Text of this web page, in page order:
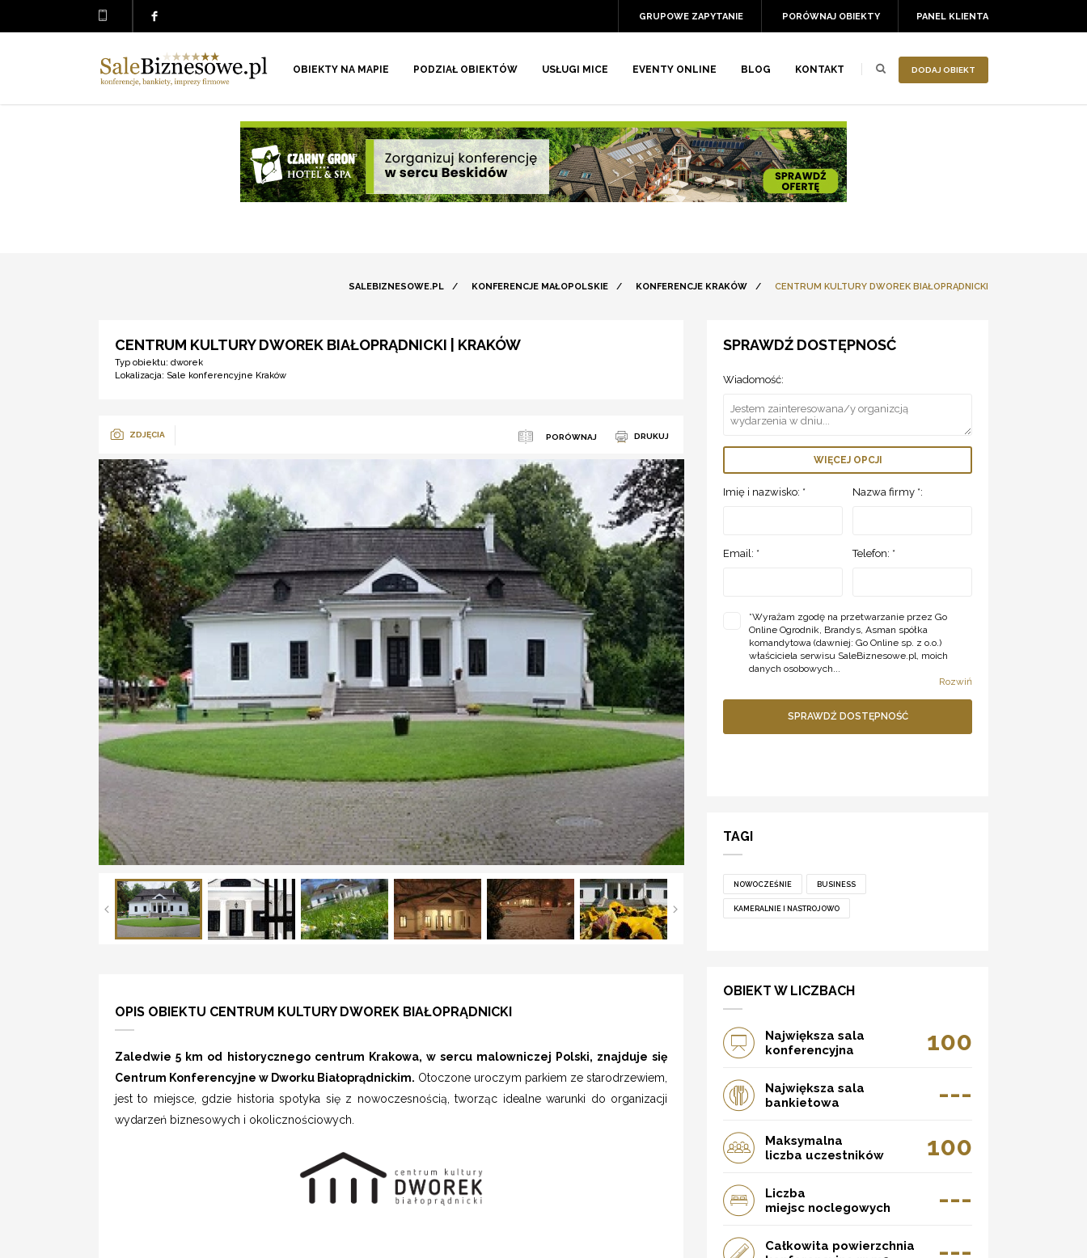
PANEL KLIENTA
PORÓWNAJ OBIEKTY
GRUPOWE ZAPYTANIE
DODAJ OBIEKT
OBIEKTY NA MAPIE PODZIAŁ OBIEKTÓW USŁUGI MICE EVENTY ONLINE BLOG KONTAKT
SALEBIZNESOWE.PL / KONFERENCJE MAŁOPOLSKIE / KONFERENCJE KRAKÓW / CENTRUM KULTURY DWOREK BIAŁOPRĄDNICKI
CENTRUM KULTURY DWOREK BIAŁOPRĄDNICKI | KRAKÓW
Typ obiektu: dworek
Lokalizacja: Sale konferencyjne Kraków
ZDJĘCIA PORÓWNAJ DRUKUJ
OPIS OBIEKTU CENTRUM KULTURY DWOREK BIAŁOPRĄDNICKI
Zaledwie 5 km od historycznego centrum Krakowa, w sercu malowniczej Polski, znajduje się
Centrum Konferencyjne w Dworku Białoprądnickim. Otoczone uroczym parkiem ze starodrzewiem,
jest to miejsce, gdzie historia spotyka się z nowoczesnością, tworząc idealne warunki do organizacji
wydarzeń biznesowych i okolicznościowych.
SPRAWDŹ DOSTĘPNOSĆ
Wiadomość:
WIĘCEJ OPCJI
Imię i nazwisko: * Nazwa firmy *:
Email: * Telefon: *
*Wyrażam zgodę na przetwarzanie przez Go
Online Ogrodnik, Brandys, Asman spółka
komandytowa (dawniej: Go Online sp. z o.o.)
właściciela serwisu SaleBiznesowe.pl, moich
danych osobowych...
Rozwiń
SPRAWDŹ DOSTĘPNOŚĆ
TAGI
NOWOCZEŚNIE BUSINESS
KAMERALNIE I NASTROJOWO
OBIEKT W LICZBACH
Największa sala
konferencyjna
100
Największa sala
bankietowa
---
Maksymalna
liczba uczestników
100
Liczba
miejsc noclegowych
---
Całkowita powierzchnia
---